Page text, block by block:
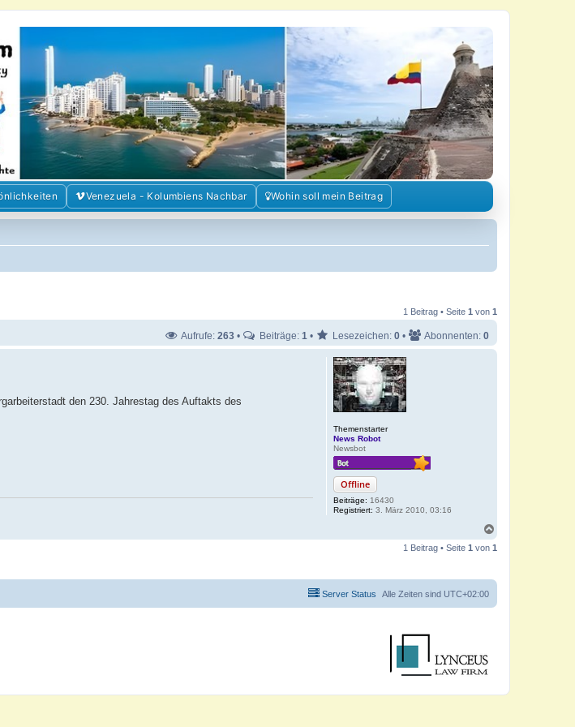
und Gemeinschaft im Kolumbienforum
Venezuela - Kolumbiens Nachbar Wohin soll mein Beitrag
1 Beitrag • Seite 1 von 1
Aufrufe: 263 • Beiträge: 1 • Lesezeichen: 0 • Abonnenten: 0
Themenstarter
News Robot
Newsbot
Offline
Beiträge: 16430
Registriert: 3. März 2010, 03:16
den 230. Jahrestag des Auftakts des
c
b
n
1 Beitrag • Seite 1 von 1
Alle Zeiten sind UTC+02:00
Server Status